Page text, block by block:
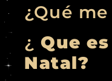
¿Qué
¿ Que
Natal?